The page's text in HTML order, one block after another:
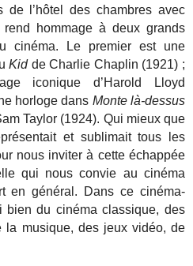
de l’hôtel des chambres avec
hommage à deux grands
cinéma. Le premier est une
Kidde Charlie Chaplin (1921) ;
iconique d’Harold Lloyd
horloge dans Monte là-dessus
Taylor (1924). Qui mieux que
et sublimait tous les
nous inviter à cette échappée
qui nous convie au cinéma
en général. Dans ce cinéma-
bien du cinéma classique, des
la musique, des jeux vidéo, de